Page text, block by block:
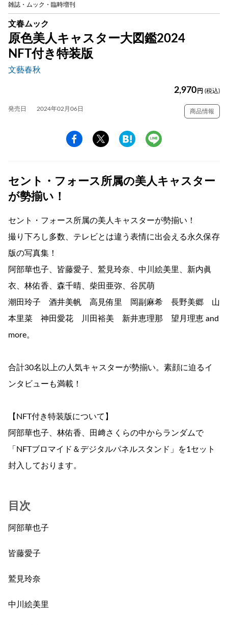
雑誌・ムック・臨時増刊
文春ムック
原色美人キャスター大図鑑2024
NFT付き特装版
文藝春秋
2,970 円 (税込)
発売日 2024年02月06日 商品情報
セント・フォース所属の美人キャスター
が勢揃い！
セント・フォース所属の美人キャスターが勢揃い！
撮り下ろし多数、テレビとは違う表情に出会える永久保存
版の写真集！
阿部華也子、皆藤愛子、鷲見玲奈、中川絵美里、新内眞
衣、林佑香、森千晴、柴田亜弥、谷尻萌
潮田玲子 酒井美帆 高見侑里 岡副麻希 長野美郷 山
本里菜 神田愛花 川田裕美 新井恵理那 望月理恵 and
more。
合計30名以上の人気キャスターが勢揃い。素顔に迫るイ
ンタビューも満載！
【NFT付き特装版について】
阿部華也子、林佑香、田﨑さくらの中からランダムで
「NFTブロマイド＆デジタルパネルスタンド」を1セット
封入しております。
目次
阿部華也子
皆藤愛子
鷲見玲奈
中川絵美里